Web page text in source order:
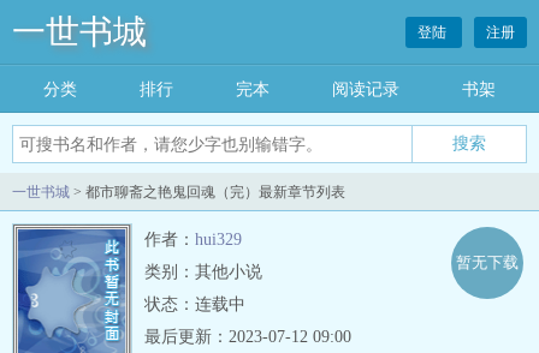
一世书城 登陆 注册
分类 排行 完本 阅读记录 书架
一世书城 > 都市聊斋之艳鬼回魂（完）最新章节列表
作者： hui329
类别：其他小说
状态：连载中
暂无下载
最后更新：2023-07-12 09:00